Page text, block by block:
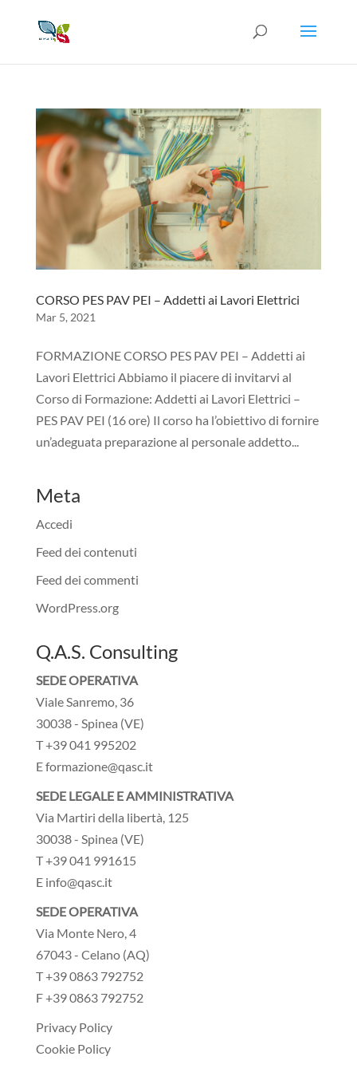
CORSO PES PAV PEI – Addetti ai Lavori Elettrici
Mar 5, 2021
FORMAZIONE CORSO PES PAV PEI – Addetti ai
Lavori Elettrici Abbiamo il piacere di invitarvi al
Corso di Formazione: Addetti ai Lavori Elettrici –
PES PAV PEI (16 ore) Il corso ha l’obiettivo di fornire
un’adeguata preparazione al personale addetto...
Meta
Accedi
Feed dei contenuti
Feed dei commenti
WordPress.org
Q.A.S. Consulting
SEDE OPERATIVA
Viale Sanremo, 36
30038 - Spinea (VE)
T +39 041 995202
E formazione@qasc.it
SEDE LEGALE E AMMINISTRATIVA
Via Martiri della libertà, 125
30038 - Spinea (VE)
T +39 041 991615
E info@qasc.it
SEDE OPERATIVA
Via Monte Nero, 4
67043 - Celano (AQ)
T +39 0863 792752
F +39 0863 792752
Privacy Policy
Cookie Policy